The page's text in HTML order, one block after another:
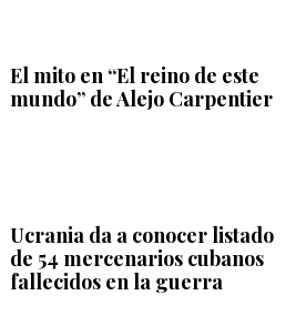
El mito en “El reino de este
mundo” de Alejo Carpentier
Ucrania da a conocer listado
de 54 mercenarios cubanos
fallecidos en la guerra